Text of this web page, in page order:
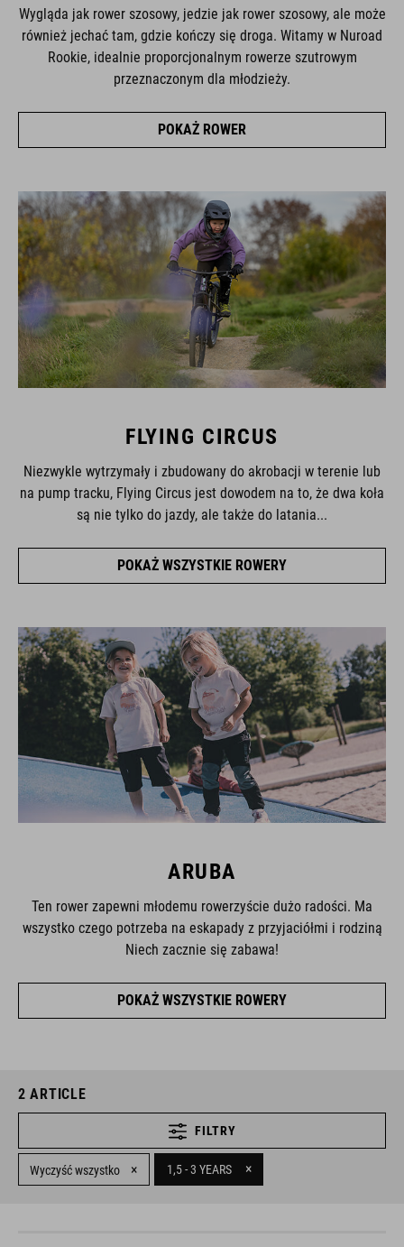
Wygląda jak rower szosowy, jedzie jak rower szosowy, ale może
również jechać tam, gdzie kończy się droga. Witamy w Nuroad
Rookie, idealnie proporcjonalnym rowerze szutrowym
przeznaczonym dla młodzieży.
POKAŻ ROWER
FLYING CIRCUS
Niezwykle wytrzymały i zbudowany do akrobacji w terenie lub
na pump tracku, Flying Circus jest dowodem na to, że dwa koła
są nie tylko do jazdy, ale także do latania...
POKAŻ WSZYSTKIE ROWERY
ARUBA
Ten rower zapewni młodemu rowerzyście dużo radości. Ma
wszystko czego potrzeba na eskapady z przyjaciółmi i rodziną
Niech zacznie się zabawa!
POKAŻ WSZYSTKIE ROWERY
2 ARTICLE
FILTRY
Wyczyść wszystko × 1,5 - 3 YEARS ×